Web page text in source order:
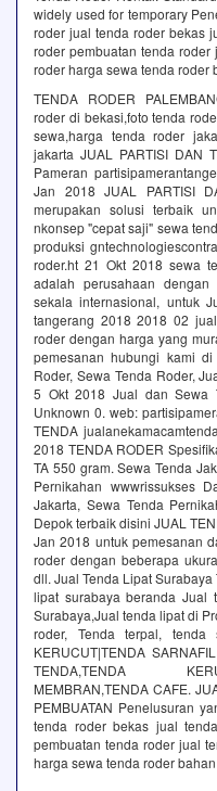
widely used for temporary
roder jual tenda roder bekas
roder pembuatan tenda
roder harga sewa tenda roder
TENDA RODER
roder di bekasi,foto tenda
sewa,harga tenda roder
jakarta JUAL PARTISI DAN
Pameran
Jan 2018 JUAL PARTISI
merupakan solusi terbaik
nkonsep "cepat saji" sewa
produksi
roder.ht 21 Okt 2018 sewa
adalah perusahaan
sekala internasional, untuk
tangerang 2018 2018 02
roder dengan harga yang
pemesanan hubungi kami
Roder, Sewa Tenda Roder,
5 Okt 2018 Jual dan Sewa
Unknown 0. web:
TENDA
2018 TENDA RODER
TA 550 gram. Sewa Tenda
Pernikahan wwwrissukses
Jakarta, Sewa Tenda
Depok terbaik disini JUAL
Jan 2018 untuk pemesanan
roder dengan beberapa
dll. Jual Tenda Lipat
lipat surabaya beranda Jual
Surabaya,Jual tenda lipat di
roder, Tenda terpal, tenda
KERUCUT|TENDA
TENDA,TENDA
MEMBRAN,TENDA CAFE.
PEMBUATAN Penelusuran
tenda roder bekas jual
pembuatan tenda roder jual
harga sewa tenda roder